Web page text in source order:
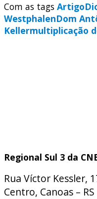
Com as tags Artigo
WestphalenDom
Kellermultiplicação
Regional Sul 3 da
Rua Víctor Kessler,
Centro, Canoas – RS